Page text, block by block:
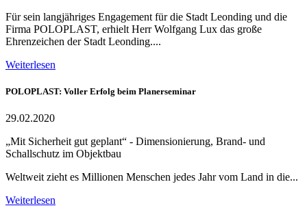
Für sein langjähriges Engagement für die Stadt Leonding und die
Firma POLOPLAST, erhielt Herr Wolfgang Lux das große
Ehrenzeichen der Stadt Leonding....
Weiterlesen
POLOPLAST: Voller Erfolg beim Planerseminar
29.02.2020
„Mit Sicherheit gut geplant“ - Dimensionierung, Brand- und
Schallschutz im Objektbau
Weltweit zieht es Millionen Menschen jedes Jahr vom Land in die...
Weiterlesen